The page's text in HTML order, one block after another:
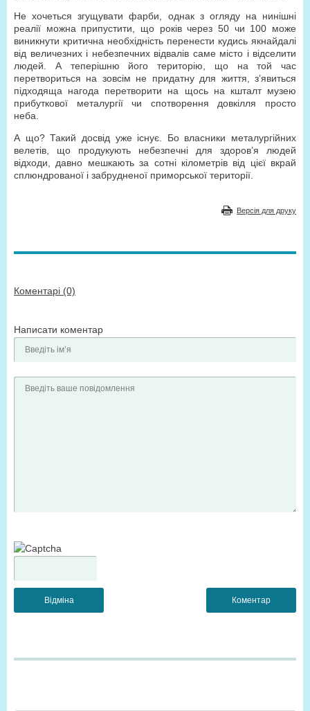
Не хочеться згущувати фарби, однак з огляду на нинішні
реалії можна припустити, що років через 50 чи 100 може
виникнути критична необхідність перенести кудись якнайдалі
від величезних і небезпечних відвалів саме місто і відселити
людей. А теперішню його територію, що на той час
перетвориться на зовсім не придатну для життя, з’явиться
підходяща нагода перетворити на щось на кшталт музею
прибуткової металургії чи спотворення довкілля просто
неба.
А що? Такий досвід уже існує. Бо власники металургійних
велетів, що продукують небезпечні для здоров’я людей
відходи, давно мешкають за сотні кілометрів від цієї вкрай
сплюндрованої і забрудненої приморської території.
Версія для друку
Коментарі (0)
Написати коментар